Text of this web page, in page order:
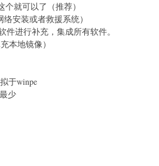
个就可以了（推荐）
安装或者救援系统）
件进行补充，集成所有软件。
本地镜像）
于winpe
少